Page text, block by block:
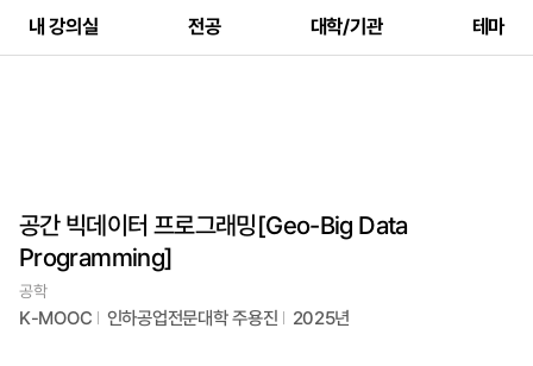
내 강의실 전공 대학/기관 테마
공간 빅데이터 프로그래밍[Geo-Big Data
Programming]
공학
K-MOOC 인하공업전문대학 주용진 2025년